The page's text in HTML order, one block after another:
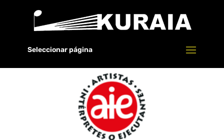
Seleccionar página
Ir a AIE
porNieves Maestro|